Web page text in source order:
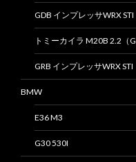
GDB インプレッサWRX STI
トミーカイラ M20B 2.2（
GRB インプレッサWRX STI
BMW
E36 M3
G30 530I